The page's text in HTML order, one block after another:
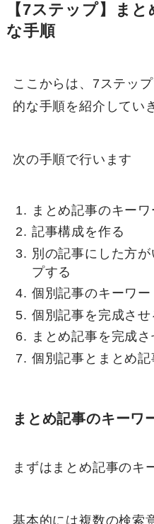
【7ステップ】ま
な手順
ここからは、7ステッ
的な手順を紹介してい
次の手順で行います
まとめ記事のキー
記事構成を作る
別の記事にした方
プする
個別記事のキーワー
個別記事を完成させ
まとめ記事を完成さ
個別記事とまとめ記
まとめ記事のキーワ
まずはまとめ記事のキ
基本的には複数の検索